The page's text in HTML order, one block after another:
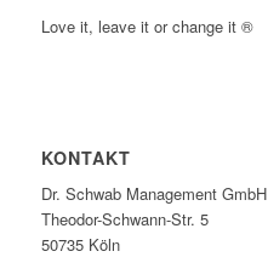
Love it, leave it or change it ®
KONTAKT
Dr. Schwab Management GmbH
Theodor-Schwann-Str. 5
50735 Köln